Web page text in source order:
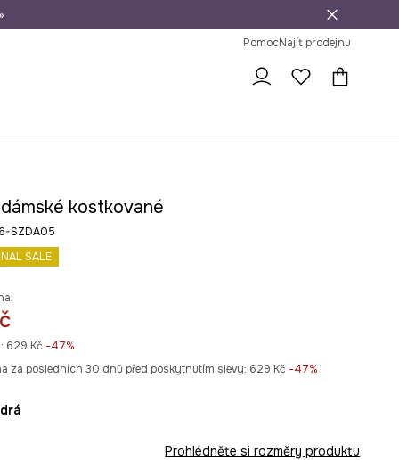
na vrácení zboží
PomocNajít prodejnu
kostkované
SZDA05
SALE
629 Kč -47%
za posledních 30 dnů před poskytnutím slevy: 629 Kč -47%
Prohlédněte si rozměry produktu